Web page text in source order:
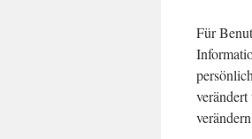
Für